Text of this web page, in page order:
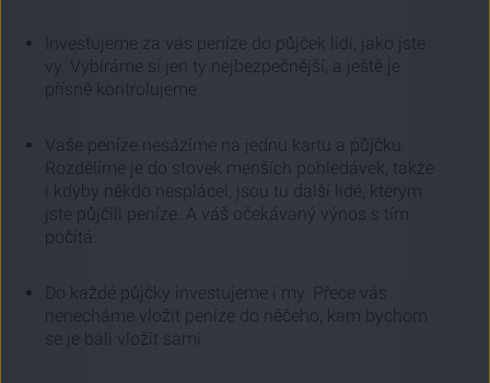
Investujeme za vás peníze do půjček lidí, jako jste
vy. Vybíráme si jen ty nejbezpečnější, a ještě je
přísně kontrolujeme
Vaše peníze nesázíme na jednu kartu a půjčku.
Rozdělíme je do stovek menších pohledávek, takže
i kdyby někdo nesplácel, jsou tu další lidé, kterým
jste půjčili peníze. A váš očekávaný výnos s tím
počítá.
Do každé půjčky investujeme i my. Přece vás
nenecháme vložit peníze do něčeho, kam bychom
se je báli vložit sami.